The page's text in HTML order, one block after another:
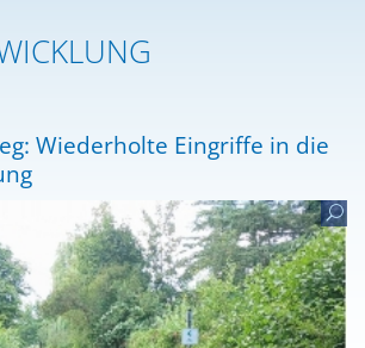
Wiederholte Eingriffe in die